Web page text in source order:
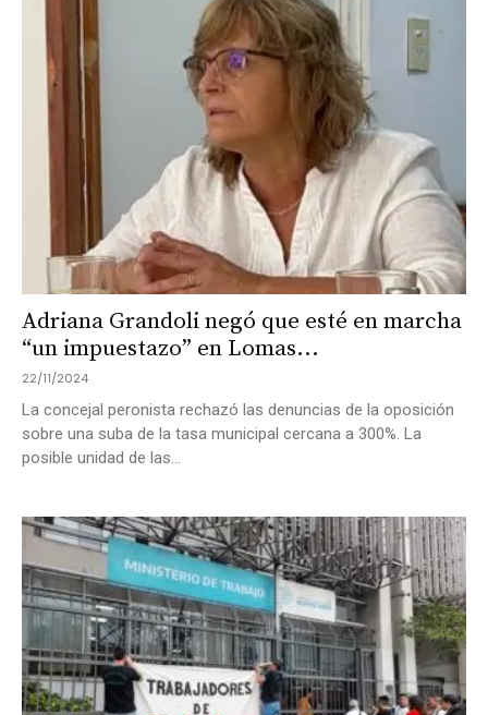
Adriana Grandoli negó que esté en marcha
“un impuestazo” en Lomas...
22/11/2024
La concejal peronista rechazó las denuncias de la oposición
sobre una suba de la tasa municipal cercana a 300%. La
posible unidad de las...